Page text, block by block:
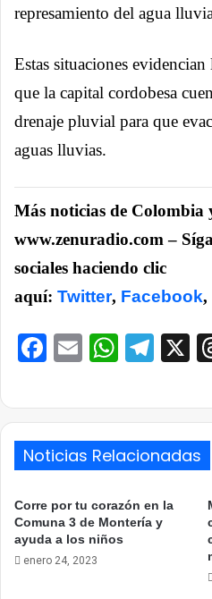
represamiento del agua
Estas situaciones
que la capital cordobesa
drenaje pluvial para que
aguas lluvias.
Más noticias de Colombia
www.zenuradio.com –
sociales haciendo clic
aquí: Twitter, Facebook,
Facebook
Email X
Noticias Relacionadas
Corre por tu corazón en la
Comuna 3 de Montería y
ayuda a los niños
enero 24, 2023